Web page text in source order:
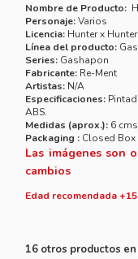
Nombre de Producto:
Personaje:Varios
Licencia: Hunter x Hunter
Línea del producto:
Series: Gashapon
Fabricante: Re-Ment
Artistas: N/A
Especificaciones:
ABS.
Medidas (aprox.): 6 cms
Packaging : Closed Box
Las imágenes son
cambios
Edad recomendada +15
16 otros productos